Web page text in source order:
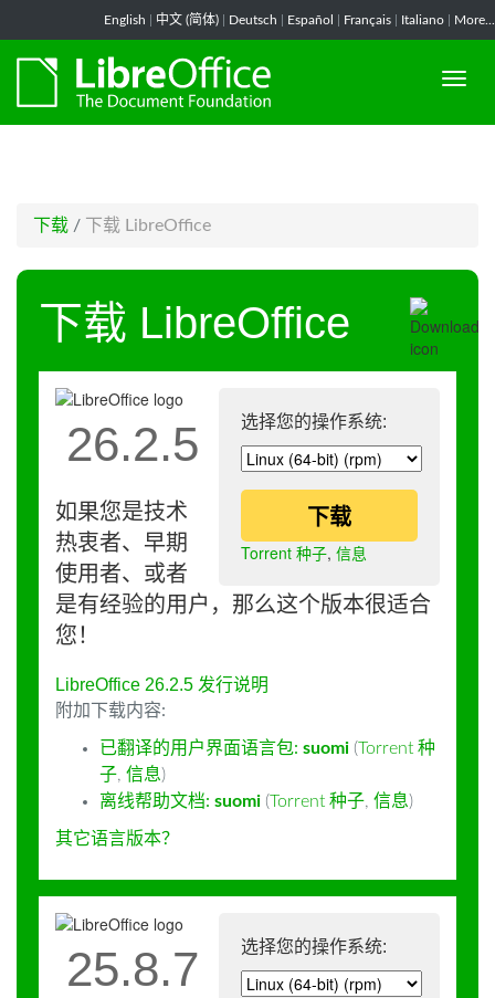
English 中文 (简体) Deutsch Español Français Italiano More...
下载 / 下载 LibreOffice
下载 LibreOffice
选择您的操作系统:
下载
Torrent 种子, 信息
26.2.5
如果您是技术
热衷者、早期
使用者、或者
是有经验的用户，那么这个版本很适合
您！
LibreOffice 26.2.5 发行说明
附加下载内容:
已翻译的用户界面语言包: suomi (Torrent 种
子, 信息)
离线帮助文档: suomi (Torrent 种子, 信息)
其它语言版本？
选择您的操作系统:
25.8.7